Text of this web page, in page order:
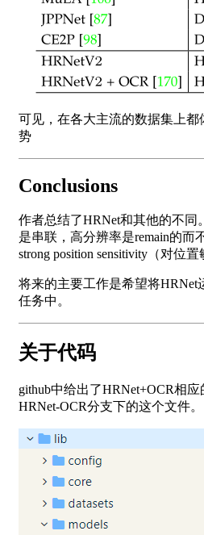
可见，在各大主流的数据集上都
势
Conclusions
作者总结了HRNet和其他的不同
是串联，高分辨率是remain的而
strong position sensitivity（对位置
将来的主要工作是希望将HRNet
任务中。
关于代码
github中给出了HRNet+OCR相
HRNet-OCR分支下的这个文件。